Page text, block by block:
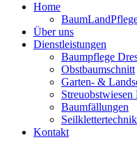
Home
Über uns
Dienstleistungen
Baumpflege
Obstbaumschnitt
Garten- &
Streuobstwiesen
Baumfällungen
Seilklettertechnik
Kontakt